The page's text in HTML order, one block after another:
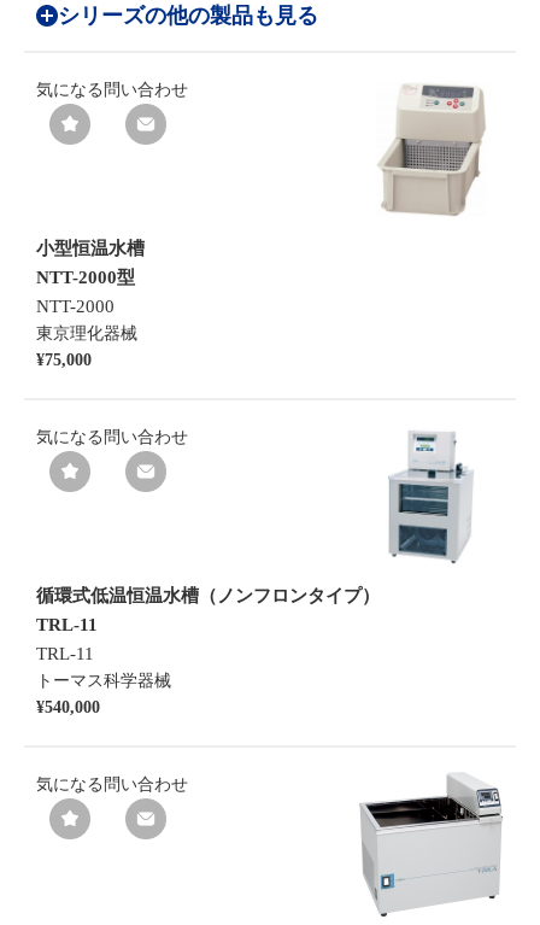
シリーズの他の製品も見る
気になる 問い合わせ
小型恒温水槽
NTT-2000型
NTT-2000
東京理化器械
¥75,000
気になる 問い合わせ
循環式低温恒温水槽（ノンフロンタイプ）
TRL-11
TRL-11
トーマス科学器械
¥540,000
気になる 問い合わせ